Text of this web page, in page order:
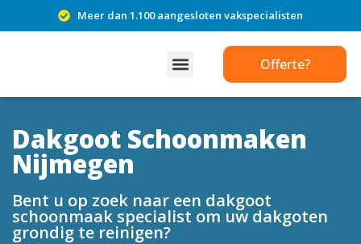
Meer dan 1.100 aangesloten vakspecialisten
Offerte?
Dakgoot Schoonmaken
Nijmegen
Bent u op zoek naar een dakgoot
schoonmaak specialist om uw dakgoten
grondig te reinigen?